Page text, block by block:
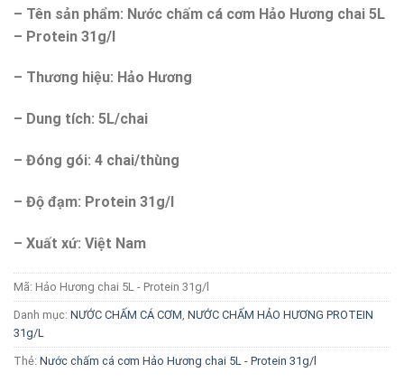
– Tên sản phẩm: Nước chấm cá cơm Hảo Hương chai 5L
– Protein 31g/l
– Thương hiệu: Hảo Hương
– Dung tích: 5L/chai
– Đóng gói: 4 chai/thùng
– Độ đạm: Protein 31g/l
– Xuất xứ: Việt Nam
Mã: Hảo Hương chai 5L - Protein 31g/l
Danh mục: NƯỚC CHẤM CÁ CƠM, NƯỚC CHẤM HẢO HƯƠNG PROTEIN
31g/L
Thẻ: Nước chấm cá cơm Hảo Hương chai 5L - Protein 31g/l